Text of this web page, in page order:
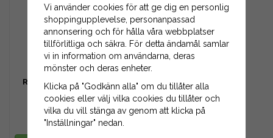
Robotknivar 12-pack till
Robomow RK
49 kr 99 kr
Vi använder cookies för att ge dig en personlig
shoppingupplevelse, personanpassad
annonsering och för hålla våra webbplatser
tillförlitliga och säkra. För detta ändamål samlar
vi in information om användarna, deras
mönster och deras enheter.
Klicka på "Godkänn alla" om du tillåter alla
cookies eller välj vilka cookies du tillåter och
vilka du vill stänga av genom att klicka på
"Inställningar" nedan.